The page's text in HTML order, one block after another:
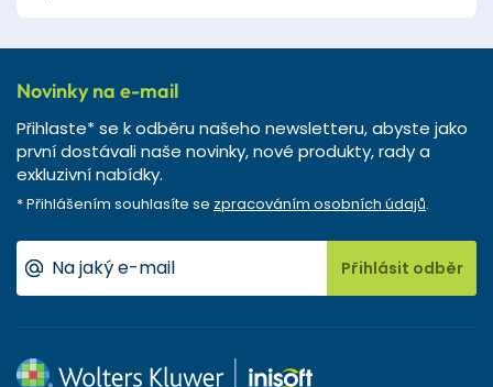
Novinky na e-mail
Přihlaste* se k odběru našeho newsletteru, abyste jako
první dostávali naše novinky, nové produkty, rady a
exkluzivní nabídky.
* Přihlášením souhlasíte se zpracováním osobních údajů.
Přihlásit odběr